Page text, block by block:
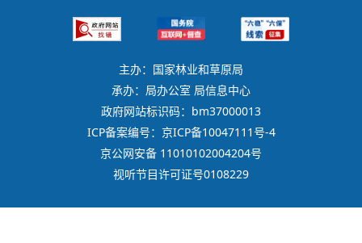
主办：国家林业和草原局
承办：局办公室 局信息中心
政府网站标识码：bm37000013
ICP备案编号：京ICP备10047111号-4
京公网安备 11010102004204号
视听节目许可证号0108229